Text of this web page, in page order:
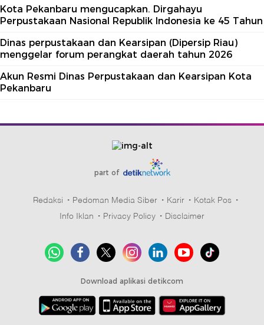
Kota Pekanbaru mengucapkan. Dirgahayu
Perpustakaan Nasional Republik Indonesia ke 45 Tahun
Dinas perpustakaan dan Kearsipan (Dipersip Riau)
menggelar forum perangkat daerah tahun 2026
Akun Resmi Dinas Perpustakaan dan Kearsipan Kota
Pekanbaru
part of
Redaksi Pedoman Media Siber Karir
Kotak Pos
Info Iklan
Privacy Policy Disclaimer
Download aplikasi detikcom